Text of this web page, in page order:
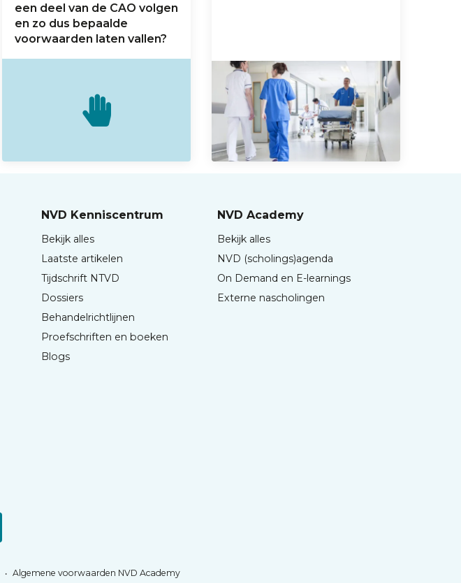
een deel van de CAO volgen
en zo dus bepaalde
voorwaarden laten vallen?
NVD Kenniscentrum
Bekijk alles
Laatste artikelen
Tijdschrift NTVD
Dossiers
Behandelrichtlijnen
Proefschriften en boeken
Blogs
NVD Academy
Bekijk alles
NVD (scholings)agenda
On Demand en E-learnings
Externe nascholingen
Algemene voorwaarden NVD Academy